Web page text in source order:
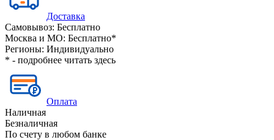
Доставка
Самовывоз: Бесплатно
Москва и МО: Бесплатно*
Регионы: Индивидуально
* - подробнее читать здесь
Оплата
Наличная
Безналичная
По счету в любом банке